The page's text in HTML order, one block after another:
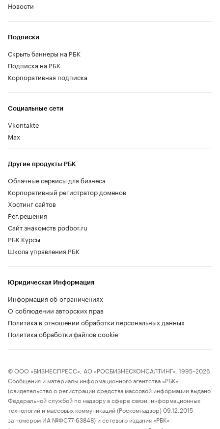
Новости
Социальные сети
Vkontakte
Max
Другие продукты РБК
Облачные сервисы для бизнеса
Корпоративный регистратор доменов
Хостинг сайтов
Рег.решения
Сайт знакомств podbor.ru
РБК Курсы
Школа управления РБК
Подписки
Скрыть баннеры на РБК
Подписка на РБК
Корпоративная подписка
Юридическая Информация
Информация об ограничениях
О соблюдении авторских прав
Политика в отношении обработки персональных данных
Политика обработки файлов cookie
© ООО «БИЗНЕСПРЕСС», АО «РОСБИЗНЕСКОНСАЛТИНГ», 1995–2026.
Сообщения и материалы информационного агентства «РБК»
(свидетельство о регистрации средства массовой информации выдано
Федеральной службой по надзору в сфере связи, информационных
технологий и массовых коммуникаций (Роскомнадзор) 09.12.2015
за номером ИА №ФС77-63848) и сетевого издания «РБК»